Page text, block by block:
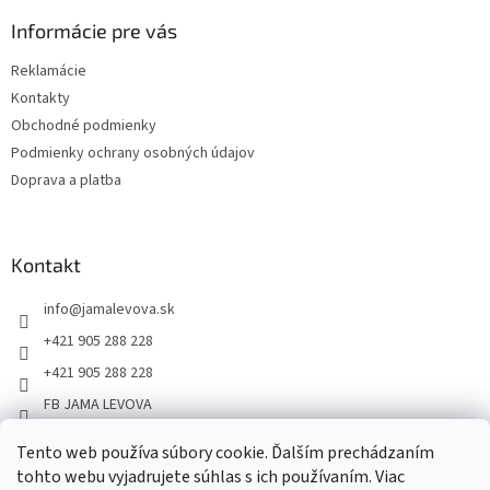
Tento web používa súbory cookie. Ďalším prechádzaním
tohto webu vyjadrujete súhlas s ich používaním. Viac
Informácie pre vás
Reklamácie
Kontakty
Obchodné podmienky
Podmienky ochrany osobných údajov
Doprava a platba
Kontakt
info@jamalevova.sk
+421 905 288 228
+421 905 288 228
FB JAMA LEVOVA
JamaLevova